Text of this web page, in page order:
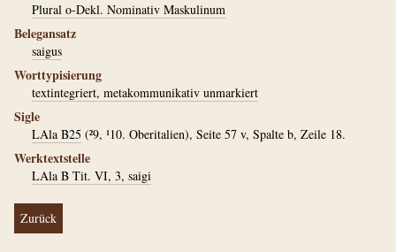
Plural o-Dekl. Nominativ Maskulinum
Belegansatz
saigus
Worttypisierung
textintegriert, metakommunikativ unmarkiert
Sigle
LAla B25 (²9, ¹10. Oberitalien), Seite 57 v, Spalte b, Zeile 18.
Werktextstelle
LAla B Tit. VI, 3, saigi
Zurück